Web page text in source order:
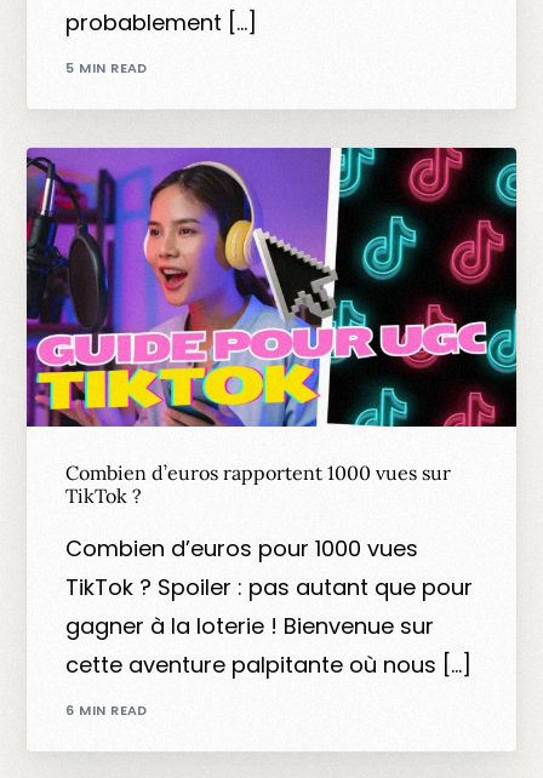
probablement […]
5 MIN READ
Combien d’euros rapportent 1000 vues sur
TikTok ?
Combien d’euros pour 1000 vues
TikTok ? Spoiler : pas autant que pour
gagner à la loterie ! Bienvenue sur
cette aventure palpitante où nous […]
6 MIN READ